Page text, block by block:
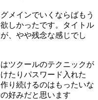
メインでいくならばもう
しかったです。タイトル
、やや残念な感じでし
ツクールのテクニックが
たりパスワード入れた
り続けるのはもったいな
好みだと思います